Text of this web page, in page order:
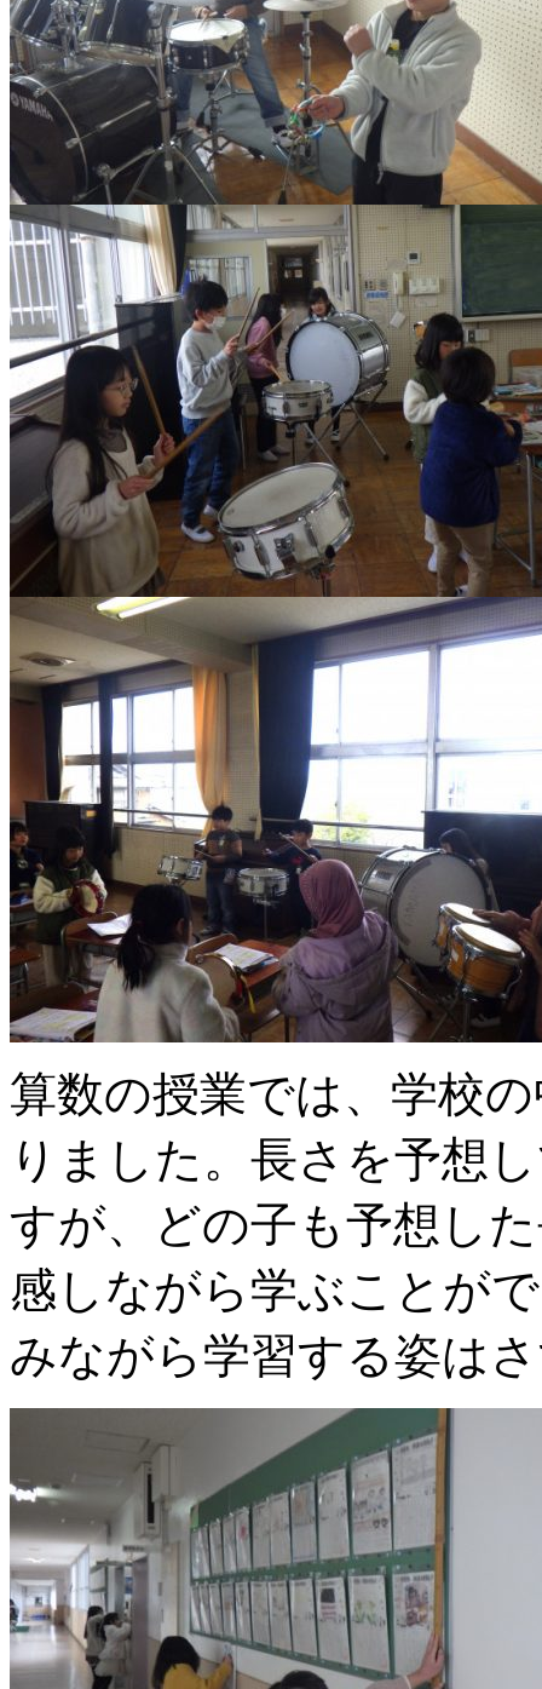
算数の授業では、学校
りました。長さを予想
すが、どの子も予想し
感しながら学ぶことが
みながら学習する姿は